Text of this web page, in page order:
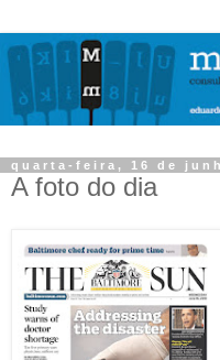
quarta-feira, 16 de
A foto do dia